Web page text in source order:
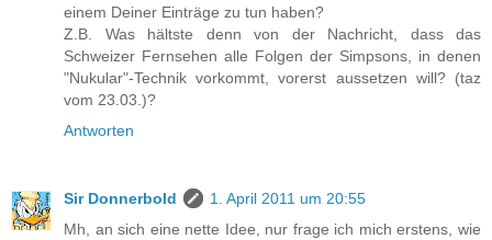
einem Deiner Einträge zu tun haben?
Z.B. Was hältste denn von der Nachricht, dass das
Schweizer Fernsehen alle Folgen der Simpsons, in denen
"Nukular"-Technik vorkommt, vorerst aussetzen will? (taz
vom 23.03.)?
Antworten
Sir Donnerbold
1. April 2011 um 20:55
Mh, an sich eine nette Idee, nur frage ich mich erstens, wie